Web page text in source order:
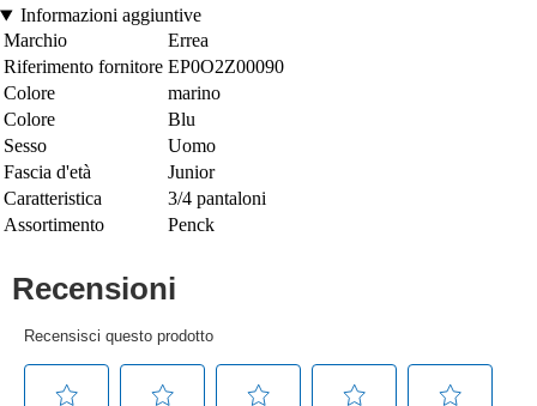
Informazioni aggiuntive
Marchio
Errea
Riferimento fornitore EP0O2Z00090
Colore
marino
Colore
Blu
Sesso
Uomo
Fascia d'età
Junior
Caratteristica
3/4 pantaloni
Assortimento
Penck